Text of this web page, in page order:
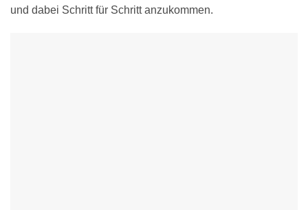
und dabei Schritt für Schritt anzukommen.